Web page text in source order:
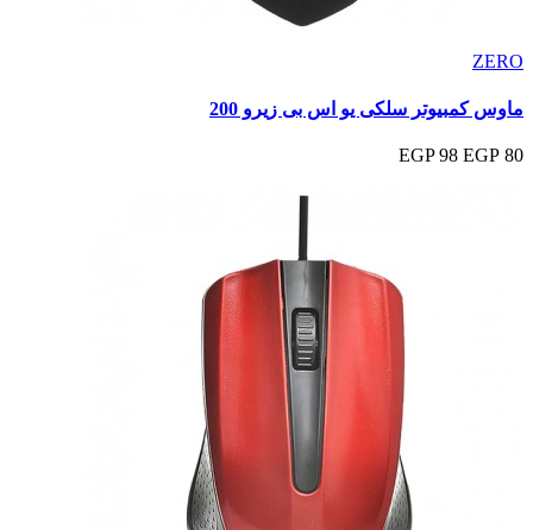
ZERO
ماوس كمبيوتر سلكى يو اس بى زيرو 200
80 EGP
98 EGP